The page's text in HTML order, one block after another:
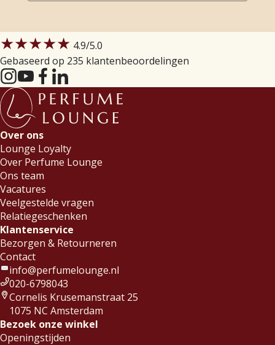
★★★★★ 4.9/5.0
Gebaseerd op 235 klantenbeoordelingen
Over ons
Lounge Loyalty
Over Perfume Lounge
Ons team
Vacatures
Veelgestelde vragen
Relatiegeschenken
Klantenservice
Bezorgen & Retourneren
Contact
info@perfumelounge.nl
020-6798043
Cornelis Krusemanstraat 25
1075 NC Amsterdam
Bezoek onze winkel
Openingstijden